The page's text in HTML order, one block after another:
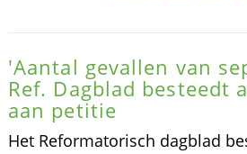
'Aantal gevallen van
Ref. Dagblad besteedt
aan petitie
Het Reformatorisch dagblad